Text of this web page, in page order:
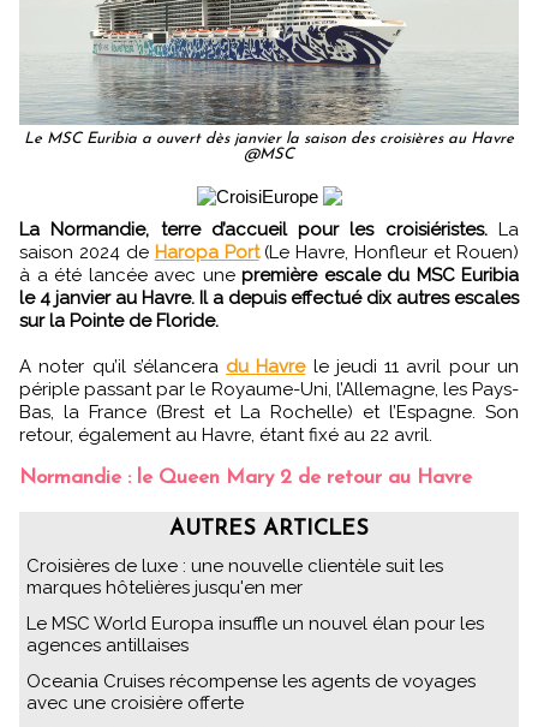
Le MSC Euribia a ouvert dès janvier la saison des croisières au Havre
@MSC
La Normandie, terre d’accueil pour les croisiéristes.La
saison 2024 de Haropa Port(Le Havre, Honfleur et Rouen)
à a été lancée avec une première escale du MSC Euribia
le 4 janvier au Havre. Il a depuis effectué dix autres escales
sur la Pointe de Floride.
A noter qu’il s’élancera du Havrele jeudi 11 avril pour un
périple passant par le Royaume-Uni, l’Allemagne, les Pays-
Bas, la France (Brest et La Rochelle) et l’Espagne. Son
retour, également au Havre, étant fixé au 22 avril.
Normandie : le Queen Mary 2 de retour au Havre
AUTRES ARTICLES
Croisières de luxe : une nouvelle clientèle suit les
marques hôtelières jusqu'en mer
Le MSC World Europa insuffle un nouvel élan pour les
agences antillaises
Oceania Cruises récompense les agents de voyages
avec une croisière offerte